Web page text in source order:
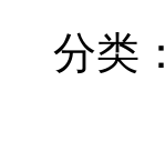
分类：